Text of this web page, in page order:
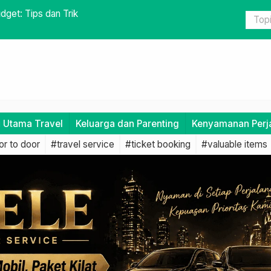
dengan Memilih Travel Terpercaya Legalitas
Utama Travel Keluarga dan Parenting Kenyamanan
to door #travel service #ticket booking #valuable items